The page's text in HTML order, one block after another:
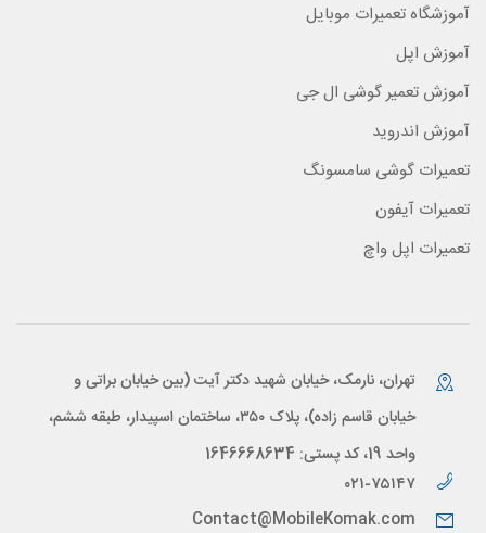
آموزشگاه تعمیرات موبایل
آموزش اپل
آموزش تعمیر گوشی ال جی
آموزش اندروید
تعمیرات گوشی سامسونگ
تعمیرات آیفون
تعمیرات اپل واچ
تهران، نارمک، خیابان شهید دکتر آیت (بین خیابان براتی و
خیابان قاسم زاده)، پلاک ۳۵۰، ساختمان اسپیدار، طبقه ششم،
واحد 19، کد پستی: 1646668634
۰۲۱-۷۵۱۴۷
Contact@MobileKomak.com